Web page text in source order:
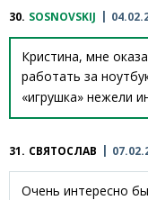
30. SOSNOVSKIJ
Кристина, мне
работать за
«игрушка» нежели
31. СВЯТОСЛАВ
Очень интересно